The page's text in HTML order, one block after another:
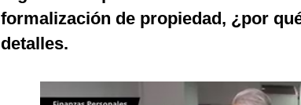
formalización de propiedad, ¿por
detalles.